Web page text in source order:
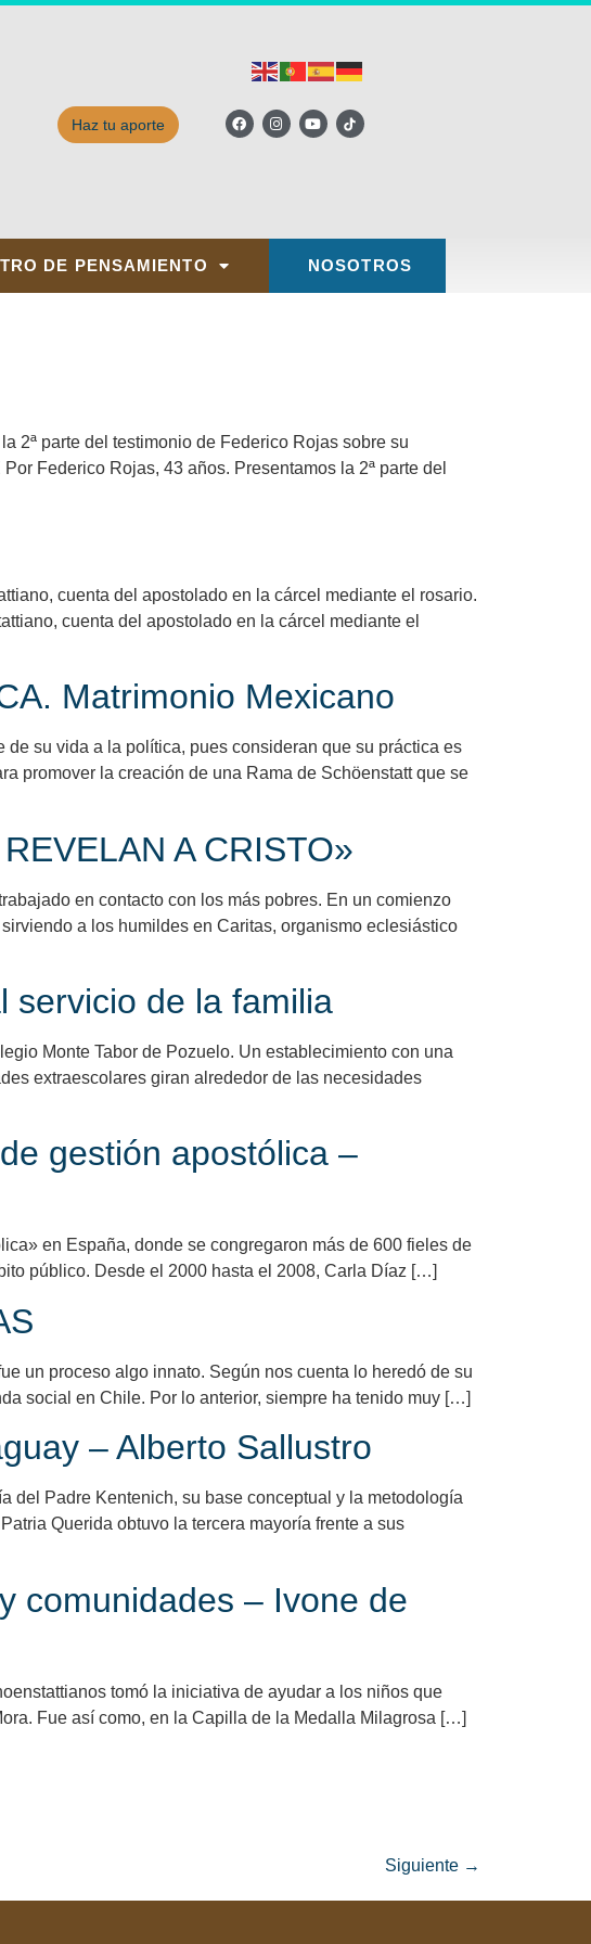
Haz tu aporte
DE PENSAMIENTO NOSOTROS
2ª parte del testimonio de Federico Rojas sobre su
Federico Rojas, 43 años. Presentamos la 2ª parte del
cuenta del apostolado en la cárcel mediante el rosario.
cuenta del apostolado en la cárcel mediante el
Matrimonio Mexicano
su vida a la política, pues consideran que su práctica es
promover la creación de una Rama de Schöenstatt que se
A CRISTO»
en contacto con los más pobres. En un comienzo
a los humildes en Caritas, organismo eclesiástico
servicio de la familia
Monte Tabor de Pozuelo. Un establecimiento con una
extraescolares giran alrededor de las necesidades
gestión apostólica –
en España, donde se congregaron más de 600 fieles de
público. Desde el 2000 hasta el 2008, Carla Díaz […]
un proceso algo innato. Según nos cuenta lo heredó de su
social en Chile. Por lo anterior, siempre ha tenido muy […]
– Alberto Sallustro
del Padre Kentenich, su base conceptual y la metodología
Querida obtuvo la tercera mayoría frente a sus
comunidades – Ivone de
tomó la iniciativa de ayudar a los niños que
Fue así como, en la Capilla de la Medalla Milagrosa […]
Siguiente →